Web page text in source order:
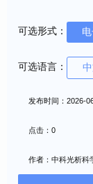
可选形式：
可选语言：
发布时间：2026-
点击：0
作者：中科光析科